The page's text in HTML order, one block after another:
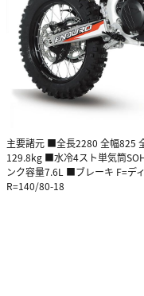
主要諸元 ■全長2280 全幅825
129.8kg ■水冷4スト単気筒
ンク容量7.6L ■ブレーキ F=デ
R=140/80-18